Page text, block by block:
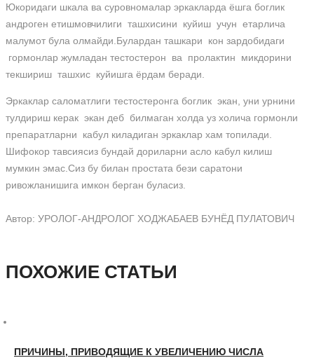
Юкоридаги шкала ва суровномалар эркакларда ёшга боглик
андроген етишмовчилиги ташхисини куйиш учун етарлича
малумот була олмайди.Булардан ташкари кон зардобидаги
гормонлар жумладан тестостерон ва пролактин микдорини
текшириш ташхис куйишга ёрдам беради.
Эркаклар саломатлиги тестостеронга боглик экан, уни урнини
тулдириш керак экан деб билмаган холда уз холича гормонли
препаратларни кабул киладиган эркаклар хам топилади.
Шифокор тавсиясиз бундай дориларни асло кабул килиш
мумкин эмас.Сиз бу билан простата бези саратони
ривожланишига имкон берган буласиз.
Автор: УРОЛОГ-АНДРОЛОГ ХОДЖАБАЕВ БУНЁД ПУЛАТОВИЧ
ПОХОЖИЕ СТАТЬИ
ПРИЧИНЫ, ПРИВОДЯЩИЕ К УВЕЛИЧЕНИЮ ЧИСЛА